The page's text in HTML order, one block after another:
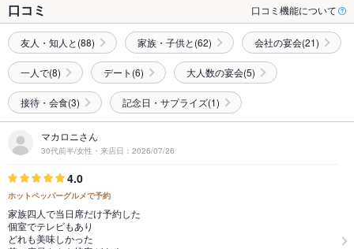
口コミ 口コミ機能について
友人・知人と(88) 家族・子供と(62) 会社の宴会(21)
一人で(8) デート(6) 大人数の宴会(5)
接待・会食(3) 記念日・サプライズ(1)
マカロニさん
30代前半/女性・来店日：2026/07/26
4.0
ホットペッパーグルメで予約
家族四人で当日席だけ予約した
個室でテレビもあり
どれも美味しかった